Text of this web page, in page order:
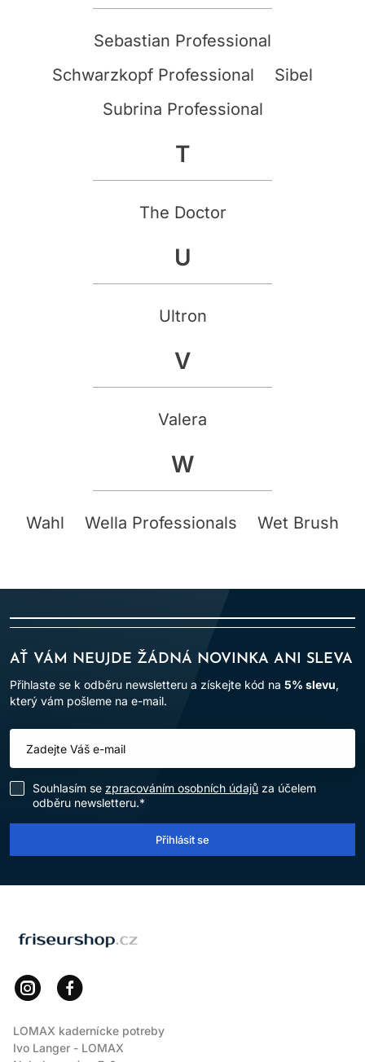
Sebastian Professional
Schwarzkopf Professional
Sibel
Subrina Professional
T
The Doctor
U
Ultron
V
Valera
W
Wahl Wella Professionals Wet Brush
AŤ VÁM NEUJDE ŽÁDNÁ NOVINKA ANI SLEVA
Přihlaste se k odběru newsletteru a získejte kód na 5% slevu,
který vám pošleme na e-mail.
Souhlasím se zpracováním osobních údajů za účelem
odběru newsletteru.*
Přihlásit se
LOMAX kadernícke potreby
Ivo Langer - LOMAX